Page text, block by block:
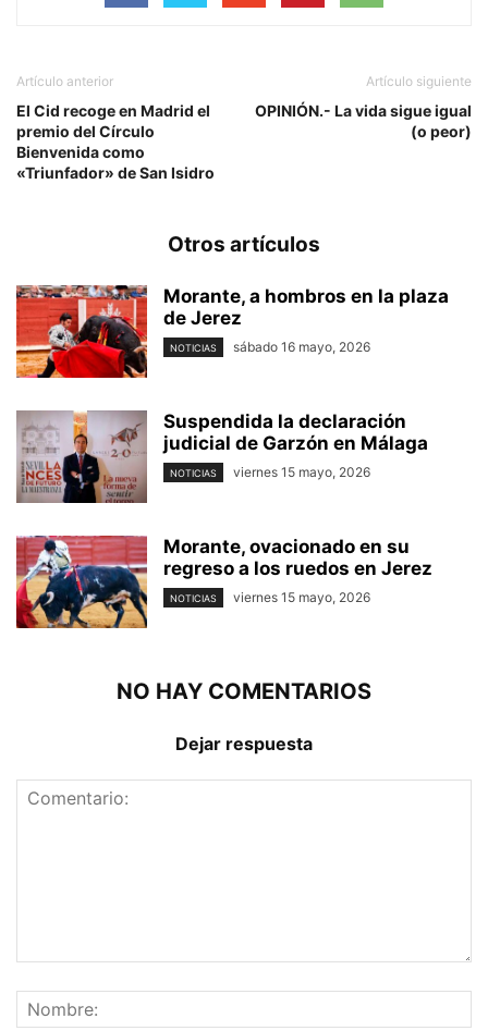
Artículo anterior
El Cid recoge en Madrid el
premio del Círculo
Bienvenida como
«Triunfador» de San Isidro
Artículo siguiente
OPINIÓN.- La vida sigue igual
(o peor)
Otros artículos
Morante, a hombros en la plaza
de Jerez
NOTICIAS sábado 16 mayo, 2026
Suspendida la declaración
judicial de Garzón en Málaga
NOTICIAS viernes 15 mayo, 2026
Morante, ovacionado en su
regreso a los ruedos en Jerez
NOTICIAS viernes 15 mayo, 2026
NO HAY COMENTARIOS
Dejar respuesta